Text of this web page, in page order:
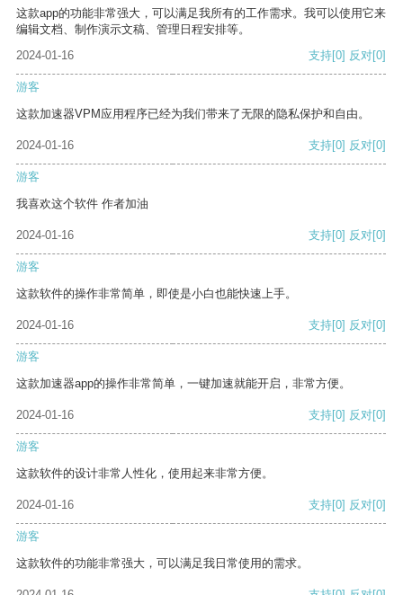
这款app的功能非常强大，可以满足我所有的工作需求。我可以使用它来
编辑文档、制作演示文稿、管理日程安排等。
2024-01-16
支持[0] 反对[0]
游客
这款加速器VPM应用程序已经为我们带来了无限的隐私保护和自由。
2024-01-16 支持[0] 反对[0]
游客
我喜欢这个软件 作者加油
2024-01-16 支持[0] 反对[0]
游客
这款软件的操作非常简单，即使是小白也能快速上手。
2024-01-16 支持[0] 反对[0]
游客
这款加速器app的操作非常简单，一键加速就能开启，非常方便。
2024-01-16 支持[0] 反对[0]
游客
这款软件的设计非常人性化，使用起来非常方便。
2024-01-16 支持[0] 反对[0]
游客
这款软件的功能非常强大，可以满足我日常使用的需求。